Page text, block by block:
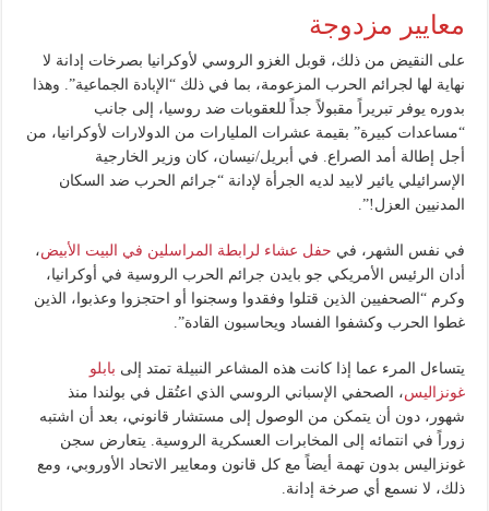
معايير مزدوجة
على النقيض من ذلك، قوبل الغزو الروسي لأوكرانيا بصرخات إدانة لا
نهاية لها لجرائم الحرب المزعومة، بما في ذلك “الإبادة الجماعية”. وهذا
بدوره يوفر تبريراً مقبولاً جداً للعقوبات ضد روسيا، إلى جانب
“مساعدات كبيرة” بقيمة عشرات المليارات من الدولارات لأوكرانيا، من
أجل إطالة أمد الصراع. في أبريل/نيسان، كان وزير الخارجية
الإسرائيلي يائير لابيد لديه الجرأة لإدانة “جرائم الحرب ضد السكان
المدنيين العزل!”.
في نفس الشهر، في حفل عشاء لرابطة المراسلين في البيت الأبيض،
أدان الرئيس الأمريكي جو بايدن جرائم الحرب الروسية في أوكرانيا،
وكرم “الصحفيين الذين قتلوا وفقدوا وسجنوا أو احتجزوا وعذبوا، الذين
غطوا الحرب وكشفوا الفساد ويحاسبون القادة”.
يتساءل المرء عما إذا كانت هذه المشاعر النبيلة تمتد إلى بابلو
غونزاليس، الصحفي الإسباني الروسي الذي اعتُقل في بولندا منذ
شهور، دون أن يتمكن من الوصول إلى مستشار قانوني، بعد أن اشتبه
زوراً في انتمائه إلى المخابرات العسكرية الروسية. يتعارض سجن
غونزاليس بدون تهمة أيضاً مع كل قانون ومعايير الاتحاد الأوروبي، ومع
ذلك، لا نسمع أي صرخة إدانة.